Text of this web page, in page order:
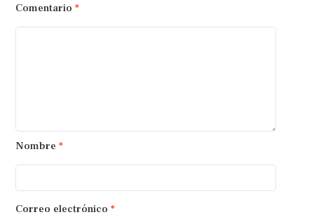
Comentario *
Nombre *
Correo electrónico *